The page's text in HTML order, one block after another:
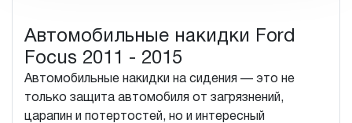
Автомобильные накидки Ford
Focus 2011 - 2015
Автомобильные накидки на сидения — это не
только защита автомобиля от загрязнений,
царапин и потертостей, но и интересный